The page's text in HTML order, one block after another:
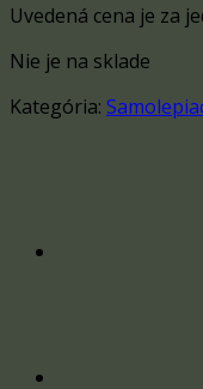
Uvedená cena je za
Nie je na sklade
Kategória: